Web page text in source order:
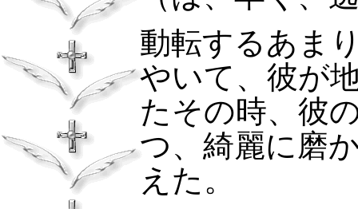
動転するあま
やいて、彼が
たその時、彼
つ、綺麗に磨
えた。